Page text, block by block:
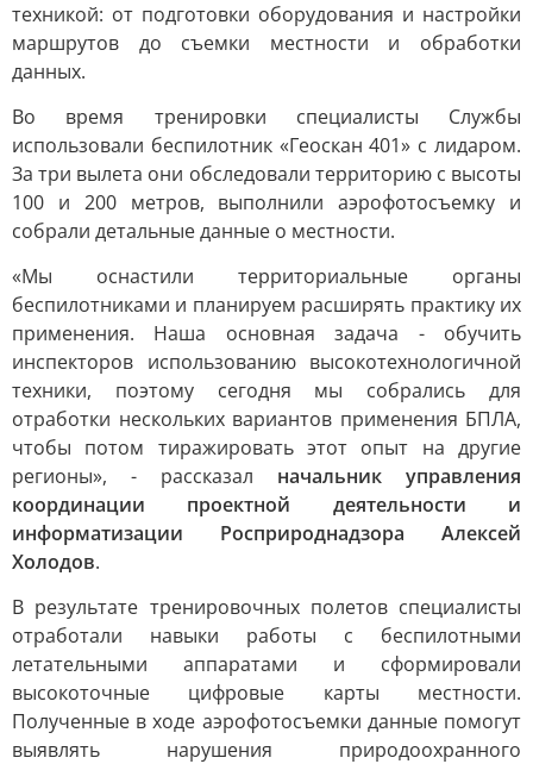
техникой: от подготовки оборудования и настройки
маршрутов до съемки местности и обработки
данных.
Во время тренировки специалисты Службы
использовали беспилотник «Геоскан 401» с лидаром.
За три вылета они обследовали территорию с высоты
100 и 200 метров, выполнили аэрофотосъемку и
собрали детальные данные о местности.
«Мы оснастили территориальные органы
беспилотниками и планируем расширять практику их
применения. Наша основная задача - обучить
инспекторов использованию высокотехнологичной
техники, поэтому сегодня мы собрались для
отработки нескольких вариантов применения БПЛА,
чтобы потом тиражировать этот опыт на другие
регионы», - рассказал начальник управления
координации проектной деятельности и
информатизации Росприроднадзора Алексей
Холодов.
В результате тренировочных полетов специалисты
отработали навыки работы с беспилотными
летательными аппаратами и сформировали
высокоточные цифровые карты местности.
Полученные в ходе аэрофотосъемки данные помогут
выявлять нарушения природоохранного